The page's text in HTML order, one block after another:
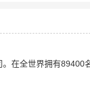
在全世界拥有